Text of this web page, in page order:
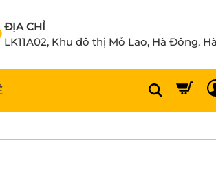
ĐỊA CHỈ
LK11A02, Khu đô thị Mỗ Lao, Hà Đông,